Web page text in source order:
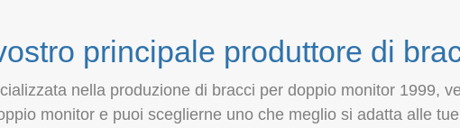
principale produttore di
nella produzione di bracci per doppio monitor 1999,
monitor e puoi sceglierne uno che meglio si adatta alle